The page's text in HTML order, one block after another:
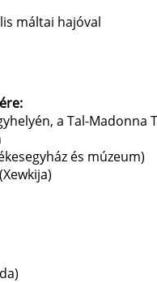
máltai hajóval
a Tal-Madonna
és múzeum)